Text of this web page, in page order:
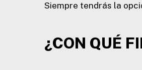
Siempre tendrás la
¿CON QUÉ